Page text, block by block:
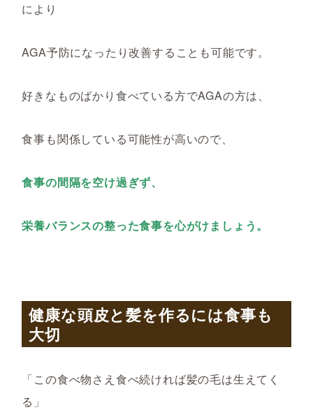
により
AGA予防になったり改善することも可能です。
好きなものばかり食べている方でAGAの方は、
食事も関係している可能性が高いので、
食事の間隔を空け過ぎず、
栄養バランスの整った食事を心がけましょう。
健康な頭皮と髪を作るには食事も
大切
「この食べ物さえ食べ続ければ髪の毛は生えてく
る」